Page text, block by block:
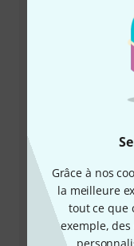
Grâce à nos
la meilleure
tout ce que
exemple,
Notre service
répondre à toutes
d'éventuels
d'été
Demander